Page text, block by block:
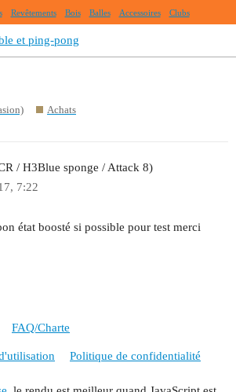
Revêtements Bois Balles Accessoires Clubs
et ping-pong
Achats
/ H3Blue sponge / Attack 8)
7:22
état boosté si possible pour test merci
FAQ/Charte
Politique de confidentialité